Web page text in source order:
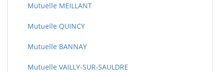
Mutuelle MEILLANT
Mutuelle QUINCY
Mutuelle BANNAY
Mutuelle VAILLY-SUR-SAULDRE